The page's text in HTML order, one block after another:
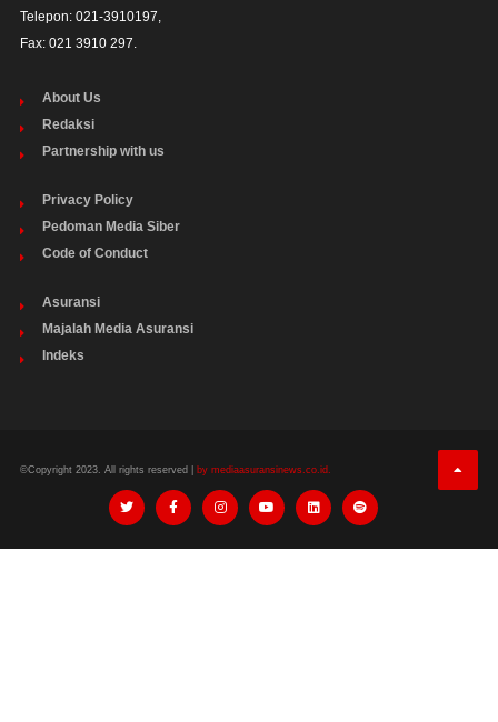
Telepon: 021-3910197,
Fax: 021 3910 297.
About Us
Redaksi
Partnership with us
Privacy Policy
Pedoman Media Siber
Code of Conduct
Asuransi
Majalah Media Asuransi
Indeks
©Copyright 2023. All rights reserved | by mediaasuransinews.co.id.